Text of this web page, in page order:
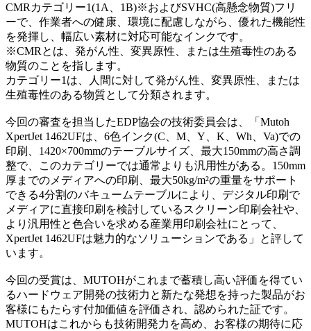
CMRカテゴリー1(1A、1B)※およびSVHC(高懸念物質)フリ
ーで、作業者への健康、環境に配慮しながら、優れた機能性
を発揮し、幅広い素材に対応可能なインクです。
※CMRとは、発がん性、変異原性、または生殖毒性のある
物質のことを指します。
カテゴリー1は、人間に対して発がん性、変異原性、または
生殖毒性のある物質として分類されます。
今回の審査を担当したEDP協会の技術委員会は、「Mutoh
XpertJet 1462UFは、6色インク(C、M、Y、K、Wh、Va)での
印刷、1420×700mmのテーブルサイズ、最大150mmの高さ調
整で、このカテゴリーでは通常よりも汎用性がある。150mm
厚までのメディアへの印刷、最大50kg/m²の重量をサポート
できる4分割のバキュームテーブルにより、デジタル印刷で
メディアに直接印刷を検討しているスクリーン印刷会社や、
より汎用性と色合いを求める産業用印刷会社にとって、
XpertJet 1462UFは魅力的なソリューションである」と評して
います。
今回の受賞は、MUTOHがこれまで蓄積し高い評価を得てい
るハードウェア開発の技術力と新たな発想を持った製品がお
客様にもたらす付加価値を評価され、認められた証です。
MUTOHはこれからも技術開発力を高め、お客様の期待に応